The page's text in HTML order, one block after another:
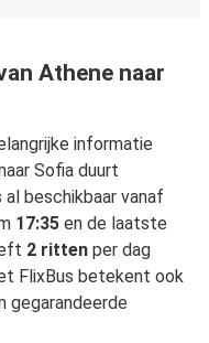
Athene naar
informatie
Sofia duurt
al beschikbaar vanaf
17:35 en de laatste
2 ritten per dag
FlixBus betekent ook
gegarandeerde